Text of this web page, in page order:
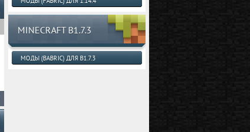
MINECRAFT B1.7.3
МОДЫ (BABRIC) ДЛЯ B1.7.3